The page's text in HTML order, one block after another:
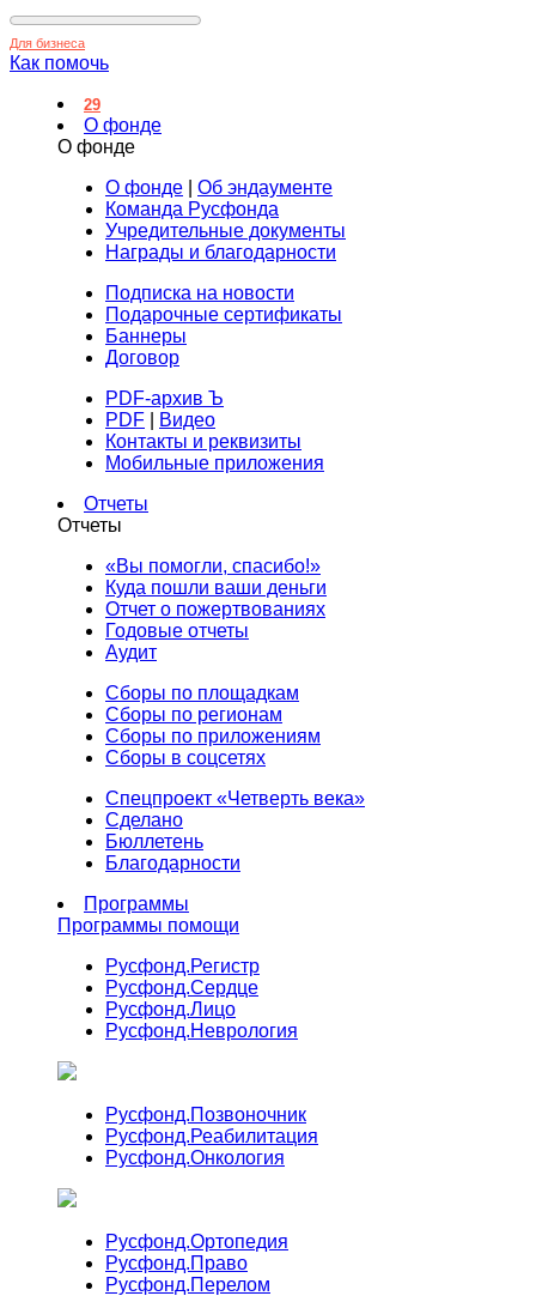
Для бизнеса
Как помочь
29
О фонде
О фонде
О фонде
Об эндаументе
Команда Русфонда
Учредительные документы
Награды и благодарности
Подписка на новости
Подарочные сертификаты
Баннеры
Договор
PDF-архив Ъ
PDF
Видео
Контакты и реквизиты
Мобильные приложения
Отчеты
Отчеты
«Вы помогли, спасибо!»
Куда пошли ваши деньги
Отчет о пожертвованиях
Годовые отчеты
Аудит
Сборы по площадкам
Сборы по регионам
Сборы по приложениям
Сборы в соцсетях
Спецпроект «Четверть века»
Сделано
Бюллетень
Благодарности
Программы
Программы помощи
Русфонд.Регистр
Русфонд.Сердце
Русфонд.Лицо
Русфонд.Неврология
Русфонд.Позвоночник
Русфонд.Реабилитация
Русфонд.Онкология
Русфонд.Ортопедия
Русфонд.Право
Русфонд.Перелом